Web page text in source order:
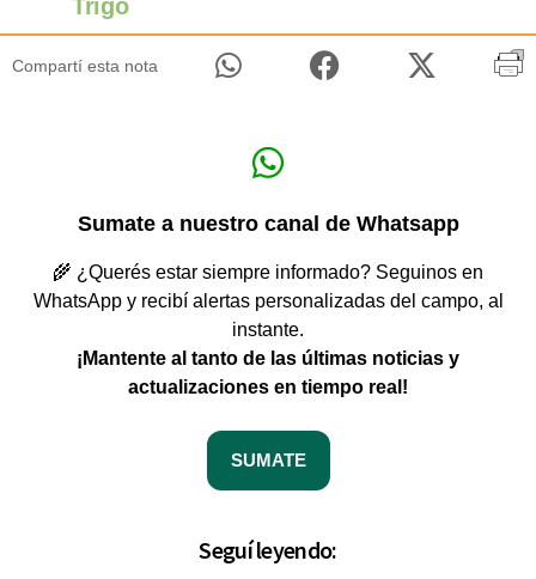
Trigo
Compartí esta nota
Sumate a nuestro canal de Whatsapp
🌾 ¿Querés estar siempre informado? Seguinos en
WhatsApp y recibí alertas personalizadas del campo, al
instante.
¡Mantente al tanto de las últimas noticias y
actualizaciones en tiempo real!
SUMATE
Seguí leyendo: